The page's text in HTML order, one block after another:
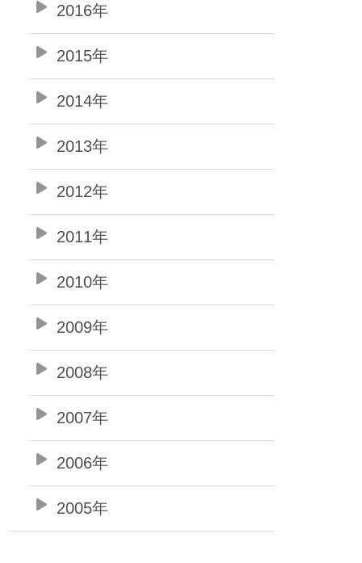
2016年
2015年
2014年
2013年
2012年
2011年
2010年
2009年
2008年
2007年
2006年
2005年